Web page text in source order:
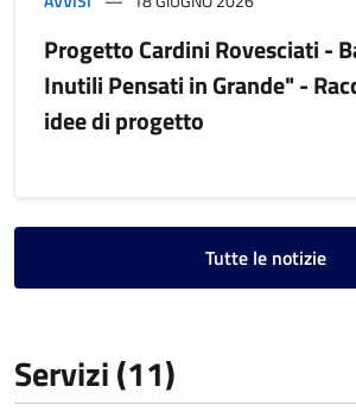
Progetto Cardini Rovesciati -
Inutili Pensati in Grande" -
idee di progetto
Tutte le notizie
Servizi (11)